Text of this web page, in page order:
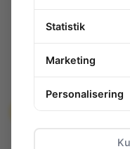
Statistik
Marketing
Personalisering